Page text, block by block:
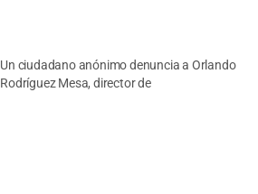
Un ciudadano anónimo denuncia a Orlando
Rodríguez Mesa, director de